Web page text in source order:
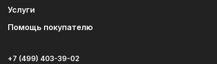
Услуги
Помощь покупателю
+7 (499) 403-39-02